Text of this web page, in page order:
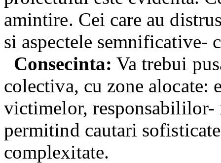
amintire. Cei care au
si aspectele semnificative-
Consecinta: Va trebui
colectiva, cu zone alocate:
victimelor,
permitind cautari
complexitate.